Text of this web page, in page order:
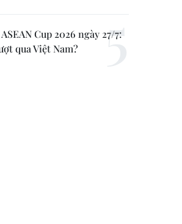
Cup 2026 ngày 27/7:
qua Việt Nam?